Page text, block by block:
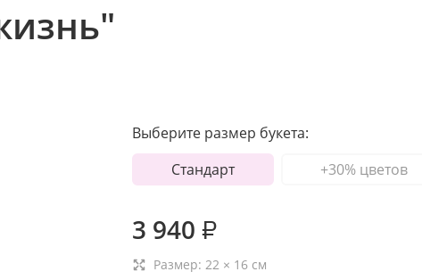
Выберите размер букета:
Стандарт
+30% цветов
3 940 ₽
Размер: 22 × 16 см